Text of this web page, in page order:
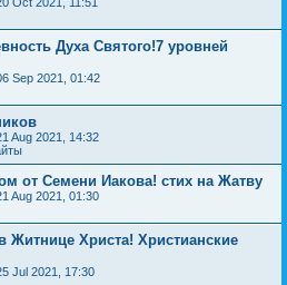
Духа Святого!7 уровней
Sep 2021, 01:42
Aug 2021, 14:32
от Семени Иакова! стих на Жатву
Aug 2021, 01:30
Христа! Христианские
Jul 2021, 17:30